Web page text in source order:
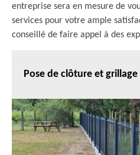
entreprise sera en mesure de
services pour votre ample
conseillé de faire appel à des
Pose de clôture et grillage